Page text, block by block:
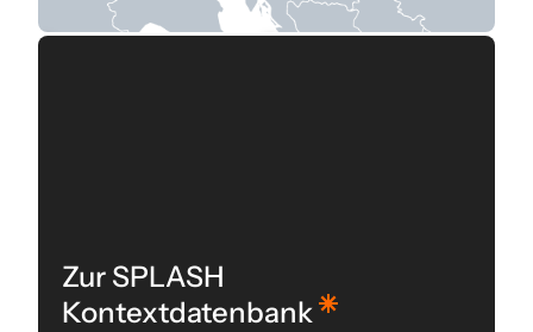
Zur SPLASH
Kontextdatenbank